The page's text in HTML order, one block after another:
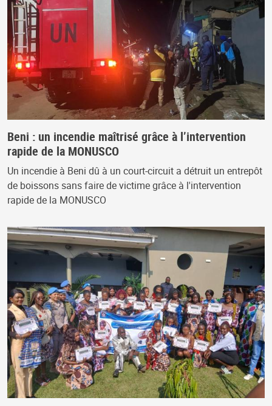
Beni : un incendie maîtrisé grâce à l’intervention
rapide de la MONUSCO
Un incendie à Beni dû à un court-circuit a détruit un entrepôt
de boissons sans faire de victime grâce à l'intervention
rapide de la MONUSCO